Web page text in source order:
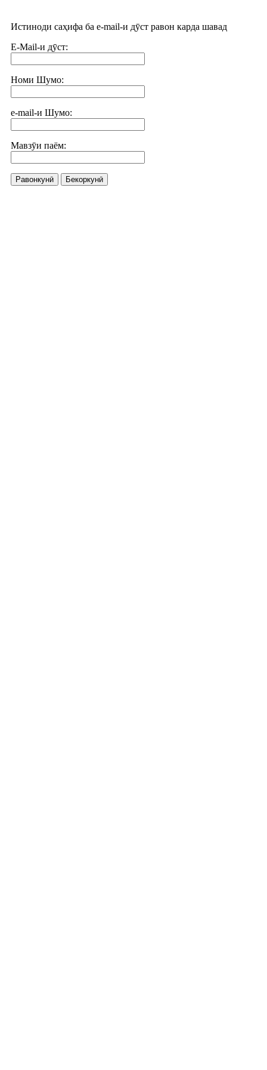
Истиноди саҳифа ба e-mail-и дӯст равон карда шавад
E-Mail-и дӯст:
Номи Шумо:
e-mail-и Шумо:
Мавзӯи паём:
Равонкунӣ Бекоркунӣ